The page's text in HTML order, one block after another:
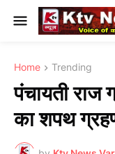
Home Trending
पंचायती राज
का शपथ